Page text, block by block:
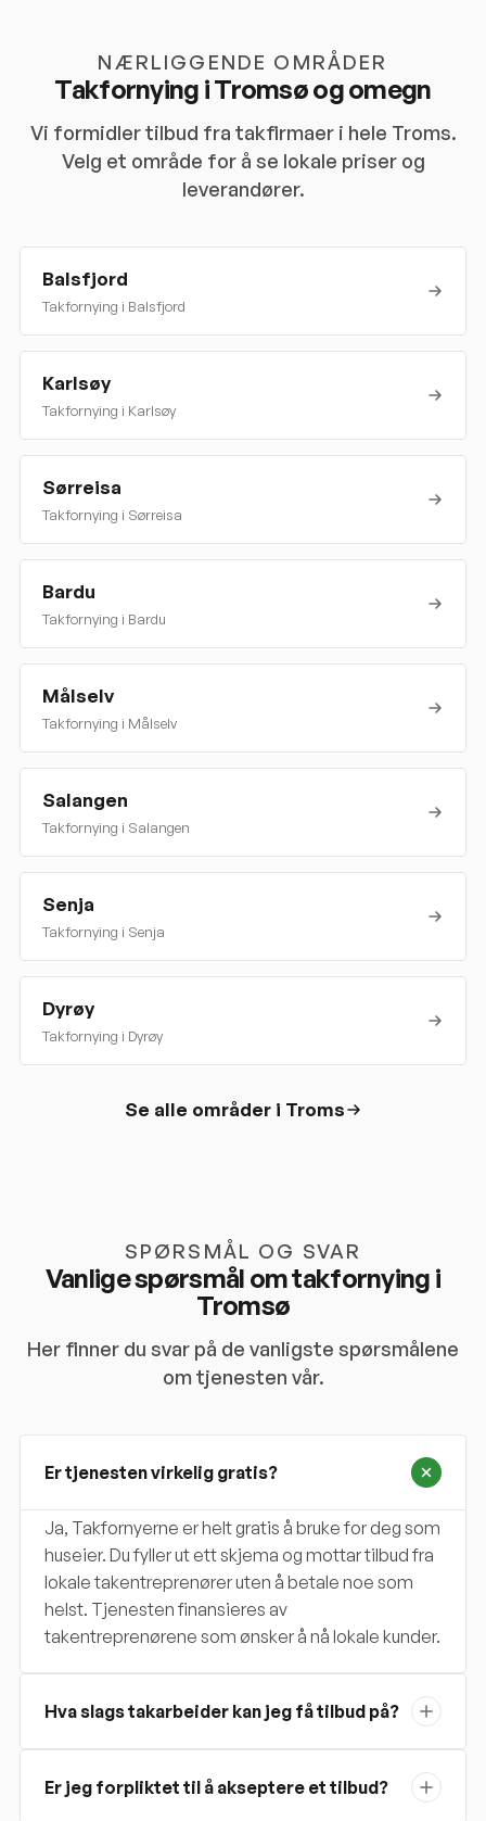
NÆRLIGGENDE OMRÅDER
Takfornying iTromsøog omegn
Vi formidler tilbud fra takfirmaer i hele Troms.
Velg et område for å se lokale priser og
leverandører.
Balsfjord
Takfornying i Balsfjord
Karlsøy
Takfornying i Karlsøy
Sørreisa
Takfornying i Sørreisa
Bardu
Takfornying i Bardu
Målselv
Takfornying i Målselv
Salangen
Takfornying i Salangen
Senja
Takfornying i Senja
Dyrøy
Takfornying i Dyrøy
Se alle områder i Troms
SPØRSMÅL OG SVAR
Vanlige spørsmål om takfornying i
Tromsø
Her finner du svar på de vanligste spørsmålene
om tjenesten vår.
Er tjenesten virkelig gratis?
Ja, Takfornyerne er helt gratis å bruke for deg som
huseier. Du fyller ut ett skjema og mottar tilbud fra
lokale takentreprenører uten å betale noe som
helst. Tjenesten finansieres av
takentreprenørene som ønsker å nå lokale kunder.
Hva slags takarbeider kan jeg få tilbud på?
Er jeg forpliktet til å akseptere et tilbud?